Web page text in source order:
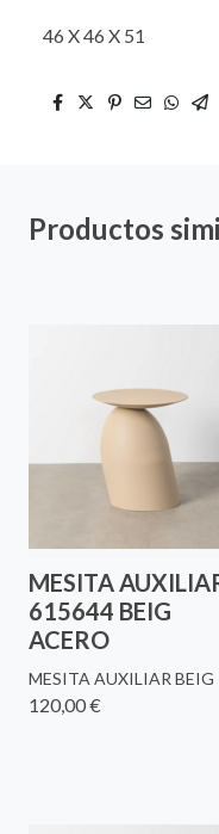
46 X 46 X 51
Productos
MESITA
615644 BEIG
ACERO
MESITA AUXILIAR BEIG
120,00 €